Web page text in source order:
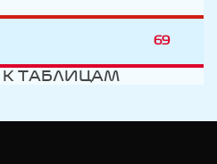
69
К ТАБЛИЦАМ